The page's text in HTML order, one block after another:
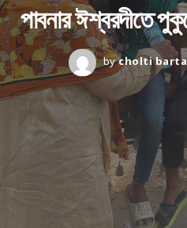
পাবনার ঈশ্বরদীতে
bycholti barta